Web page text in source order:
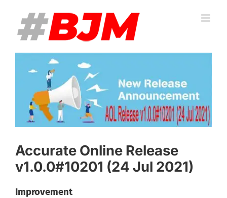
content
Larger
Accurate Online Release
v1.0.0#10201 (24 Jul 2021)
Improvement